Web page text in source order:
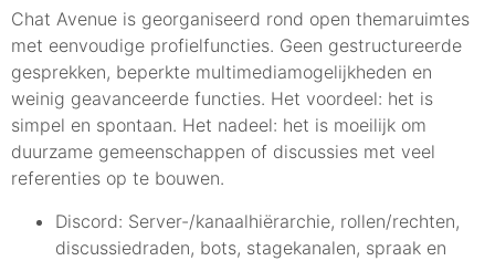
Chat Avenue is georganiseerd rond open themaruimtes
met eenvoudige profielfuncties. Geen gestructureerde
gesprekken, beperkte multimediamogelijkheden en
weinig geavanceerde functies. Het voordeel: het is
simpel en spontaan. Het nadeel: het is moeilijk om
duurzame gemeenschappen of discussies met veel
referenties op te bouwen.
Discord: Server-/kanaalhiërarchie, rollen/rechten,
discussiedraden, bots, stagekanalen, spraak en